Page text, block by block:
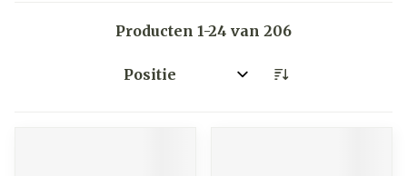
Producten 1-24 van 206
Sorteer op: